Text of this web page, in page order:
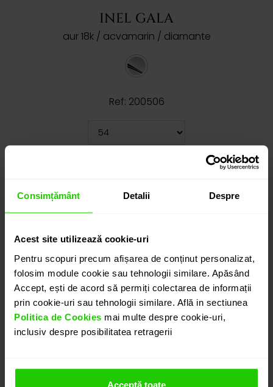
Consimțământ Detalii Despre
Acest site utilizează cookie-uri
Pentru scopuri precum afișarea de conținut personalizat,
folosim module cookie sau tehnologii similare. Apăsând
Accept, ești de acord să permiți colectarea de informații
prin cookie-uri sau tehnologii similare. Află in sectiunea
Politica de Cookies mai multe despre cookie-uri,
inclusiv despre posibilitatea retragerii
Acceptă toate
INEL GALA
aur 18k / acvamarin / diamante
Ref: 200506
Cauți o altă mărime? CLICK AICI!
detalii suplimentare
ADAUGĂ ÎN COȘ
PROGRAMEAZĂ O ÎNTÂLNIRE